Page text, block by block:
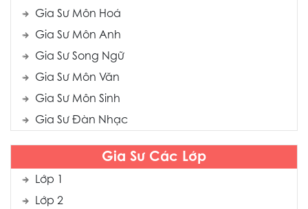
Gia Sư Môn Hoá
Gia Sư Môn Anh
Gia Sư Song Ngữ
Gia Sư Môn Văn
Gia Sư Môn Sinh
Gia Sư Đàn Nhạc
Gia Sư Các Lớp
Lớp 1
Lớp 2